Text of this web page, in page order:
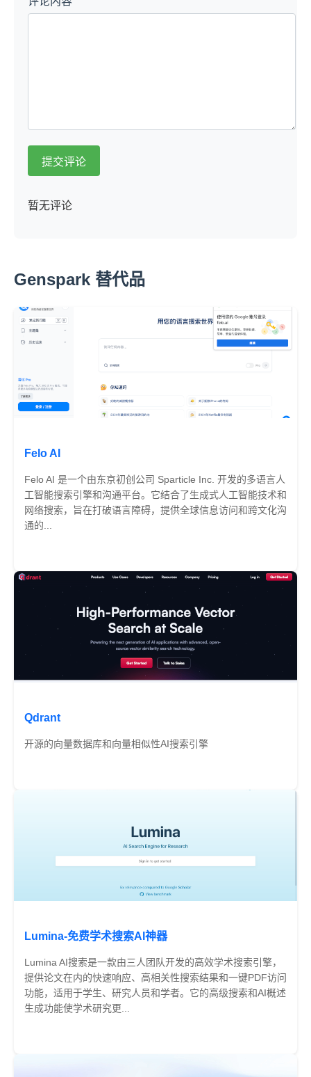
提交评论
暂无评论
Genspark 替代品
Felo AI
Felo AI 是一个由东京初创公司 Sparticle Inc. 开发的多语言人
工智能搜索引擎和沟通平台。它结合了生成式人工智能技术和
网络搜索，旨在打破语言障碍，提供全球信息访问和跨文化沟
通的...
Qdrant
开源的向量数据库和向量相似性AI搜索引擎
Lumina-免费学术搜索AI神器
Lumina AI搜索是一款由三人团队开发的高效学术搜索引擎，
提供论文在内的快速响应、高相关性搜索结果和一键PDF访问
功能，适用于学生、研究人员和学者。它的高级搜索和AI概述
生成功能使学术研究更...